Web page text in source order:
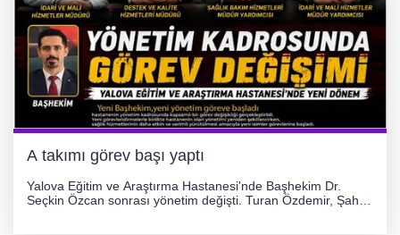
A takımı görev başı yaptı
Yalova Eğitim ve Araştırma Hastanesi'nde Başhekim Dr.
Seçkin Özcan sonrası yönetim değişti. Turan Özdemir, Şahin